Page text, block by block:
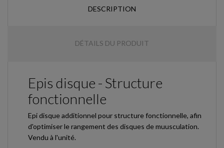
DESCRIPTION
DÉTAILS DU PRODUIT
Epis disque - Structure
fonctionnelle
Epi disque additionnel pour structure fonctionnelle, afin
d'optimiser le rangement des disques de muusculation.
Vendu à l'unité.